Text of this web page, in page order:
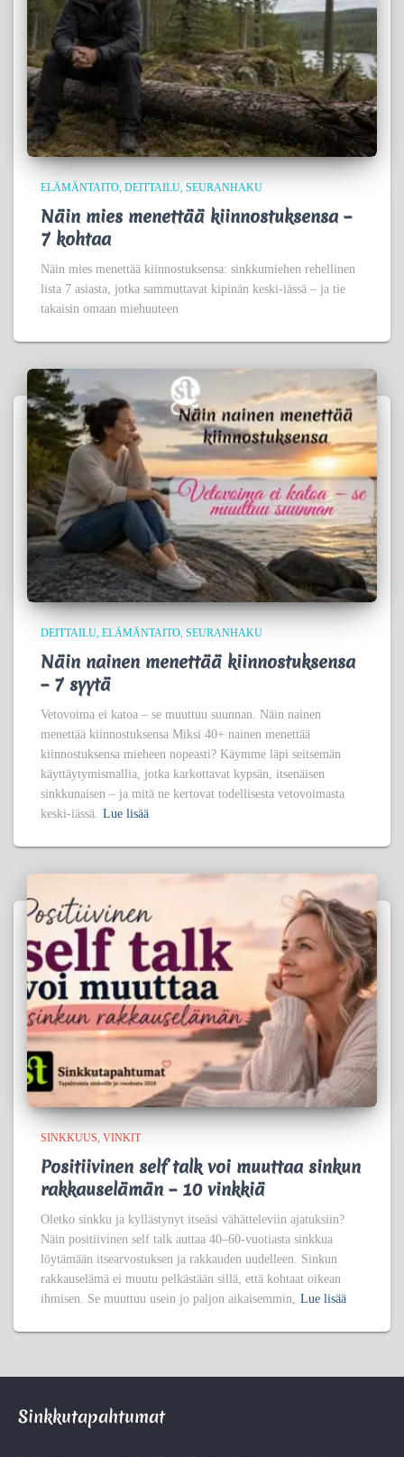
ELÄMÄNTAITO DEITTAILU SEURANHAKU
Näin mies menettää kiinnostuksensa –
7 kohtaa
Näin mies menettää kiinnostuksensa: sinkkumiehen rehellinen
lista 7 asiasta, jotka sammuttavat kipinän keski-iässä – ja tie
takaisin omaan miehuuteen
DEITTAILU ELÄMÄNTAITO SEURANHAKU
Näin nainen menettää kiinnostuksensa
– 7 syytä
Vetovoima ei katoa – se muuttuu suunnan. Näin nainen
menettää kiinnostuksensa Miksi 40+ nainen menettää
kiinnostuksensa mieheen nopeasti? Käymme läpi seitsemän
käyttäytymismallia, jotka karkottavat kypsän, itsenäisen
sinkkunaisen – ja mitä ne kertovat todellisesta vetovoimasta
keski-iässä.
Lue lisää
SINKKUUS VINKIT
Positiivinen self talk voi muuttaa sinkun
rakkauselämän – 10 vinkkiä
Oletko sinkku ja kyllästynyt itseäsi vähätteleviin ajatuksiin?
Näin positiivinen self talk auttaa 40–60-vuotiasta sinkkua
löytämään itsearvostuksen ja rakkauden uudelleen. Sinkun
rakkauselämä ei muutu pelkästään sillä, että kohtaat oikean
ihmisen. Se muuttuu usein jo paljon aikaisemmin,
Lue lisää
Sinkkutapahtumat